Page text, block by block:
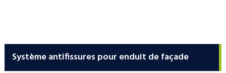
Système antifissures pour enduit de façade